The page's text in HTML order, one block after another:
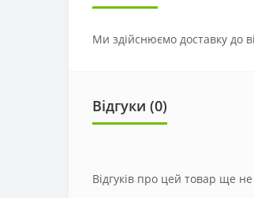
Ми здійснюємо доставку до
Відгуки (0)
Відгуків про цей товар ще